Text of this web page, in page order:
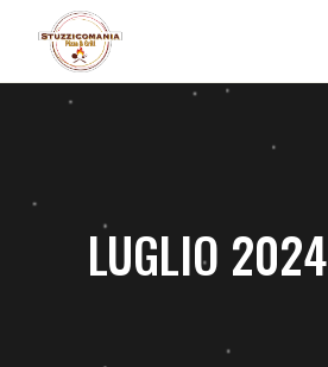
LUGLIO 2024